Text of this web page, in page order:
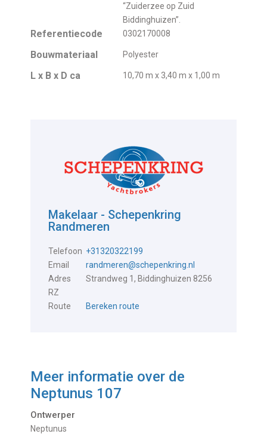
“Zuiderzee op Zuid
Biddinghuizen”.
Referentiecode 0302170008
Bouwmateriaal Polyester
L x B x D ca 10,70 m x 3,40 m x 1,00 m
Makelaar - Schepenkring
Randmeren
Telefoon +31320322199
Email
randmeren@schepenkring.nl
Adres
Strandweg 1, Biddinghuizen 8256
RZ
Route
Bereken route
Meer informatie over de
Neptunus 107
Ontwerper
Neptunus